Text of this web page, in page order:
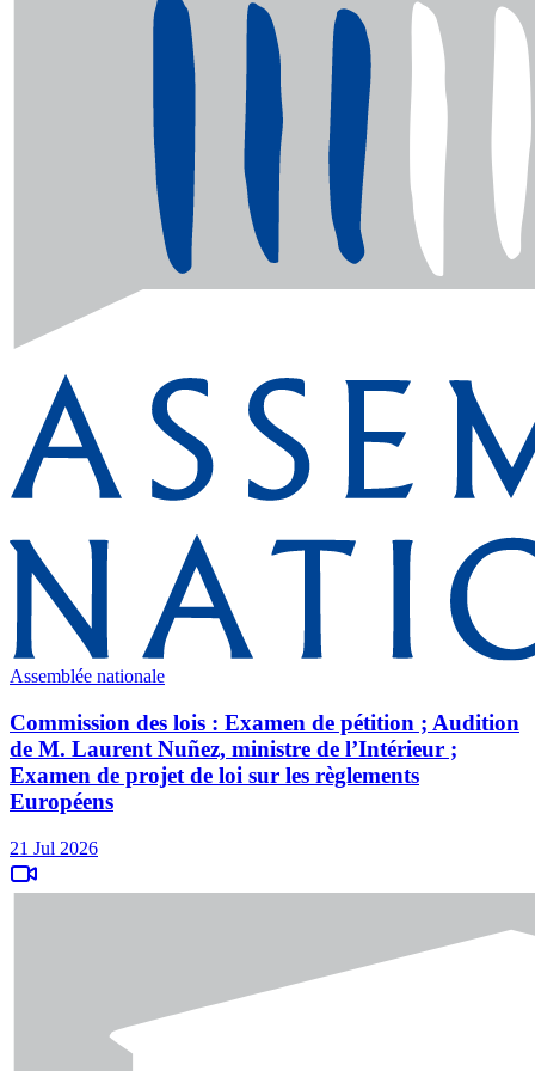
Assemblée nationale
Commission des lois : Examen de pétition ; Audition
de M. Laurent Nuñez, ministre de l’Intérieur ;
Examen de projet de loi sur les règlements
Européens
21 Jul 2026